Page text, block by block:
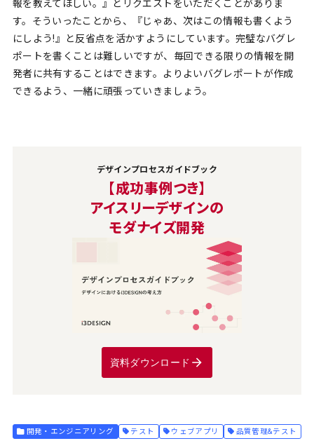
報を教えてほしい。』とリクエストをいただくことがありま
す。そういったことから、『じゃあ、次はこの情報も書くよう
にしよう!』と反省点を活かすようにしています。完璧なバグレ
ポートを書くことは難しいですが、毎回できる限りの情報を開
発者に共有することはできます。よりよいバグレポートが作成
できるよう、一緒に頑張っていきましょう。
デザインプロセスガイドブック
【成功事例つき】
アイスリーデザインの
モダナイズ開発
資料ダウンロード
開発・エンジニアリング テスト ウェブアプリ 品質管理&テスト